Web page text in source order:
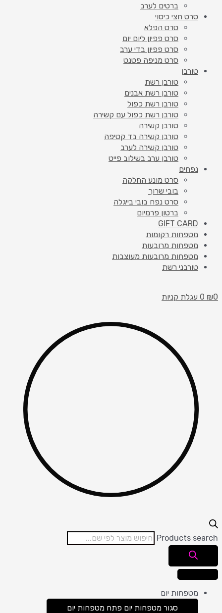
ברטים לערב
סרט חצי כיסוי
סרט הפלא
סרט פפיון ליום יום
סרט פפיון בדי ערב
סרט מניפה פטנט
טורבן
טורבן רשת
טורבן רשת אבנים
טורבן רשת כפול
טורבן רשת כפול עם קשירה
טורבן קשירה
טורבן קשירה בד קטיפה
טורבן קשירה לערב
טורבן ערב בשילוב פייט
נפחים
סרט מונע החלקה
בובי שרוך
סרט נפח בובי בייגלה
ברטון פרמיום
GIFT CARD
מטפחות רקומות
מטפחות מרובעות
מטפחות מרובעות מעוצבות
טורבני רשת
₪0
0 עגלת קניות
Products search
מטפחות יום
סגור מטפחות יום פתח מטפחות יום